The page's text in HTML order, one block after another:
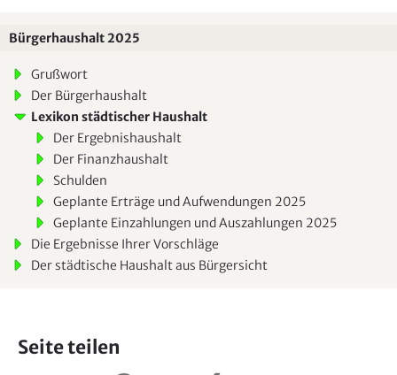
Bürgerhaushalt 2025
Grußwort
Der Bürgerhaushalt
Lexikon städtischer Haushalt
Der Ergebnishaushalt
Der Finanzhaushalt
Schulden
Geplante Erträge und Aufwendungen 2025
Geplante Einzahlungen und Auszahlungen 2025
Die Ergebnisse Ihrer Vorschläge
Der städtische Haushalt aus Bürgersicht
Seite teilen